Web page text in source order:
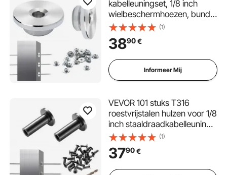
kabelleuningset, 1/8 inch
wielbeschermhoezen, bundel
met zwarte onzichtbare 1/8
inch persspanner en klem,
kabelleuningpaalbeschermho
ezen voor 0,41 inch
horizontale gatpaal
(1)
3890€
Informeer Mij
VEVOR 101 stuks T316
roestvrijstalen hulzen voor 1/8
inch staaldraadkabelleuning,
doe-het-zelf balustrade T316
maritieme kwaliteit, met een
gratis boor, zwart
(1)
3790€